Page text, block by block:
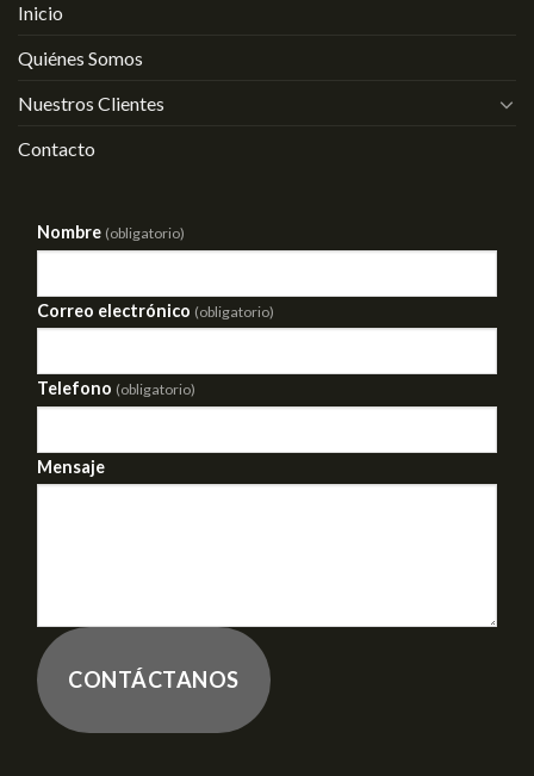
Inicio
Quiénes Somos
Nuestros Clientes
Contacto
Nombre (obligatorio)
Correo electrónico (obligatorio)
Telefono (obligatorio)
Mensaje
CONTÁCTANOS